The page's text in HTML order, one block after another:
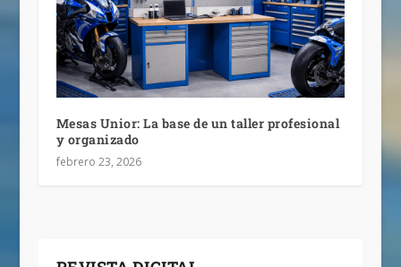
Mesas Unior: La base de un taller profesional
y organizado
febrero 23, 2026